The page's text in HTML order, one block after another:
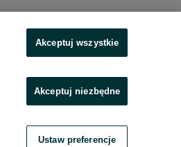
Akceptuj wszystkie
Akceptuj niezbędne
Ustaw preferencje